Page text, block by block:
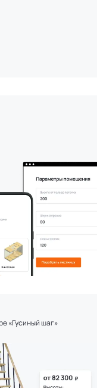
«Гусиный шаг»